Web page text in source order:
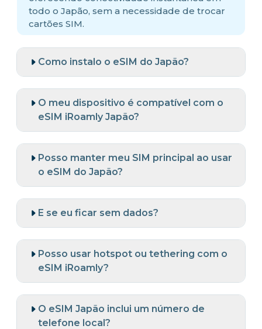
todo o Japão, sem a necessidade de trocar
cartões SIM.
Como instalo o eSIM do Japão?
O meu dispositivo é compatível com o
eSIM iRoamly Japão?
Posso manter meu SIM principal ao usar
o eSIM do Japão?
E se eu ficar sem dados?
Posso usar hotspot ou tethering com o
eSIM iRoamly?
O eSIM Japão inclui um número de
telefone local?